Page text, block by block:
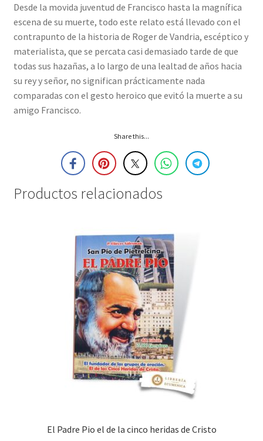
Desde la movida juventud de Francisco hasta la magnífica
escena de su muerte, todo este relato está llevado con el
contrapunto de la historia de Roger de Vandria, escéptico y
materialista, que se percata casi demasiado tarde de que
todas sus hazañas, a lo largo de una lealtad de años hacia
su rey y señor, no significan prácticamente nada
comparadas con el gesto heroico que evitó la muerte a su
amigo Francisco.
Share this...
Productos relacionados
El Padre Pio el de la cinco heridas de Cristo